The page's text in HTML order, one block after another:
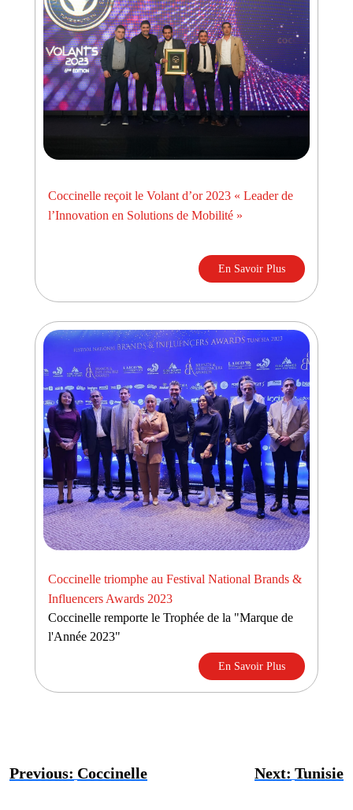
Coccinelle reçoit le Volant d’or 2023 « Leader de
l’Innovation en Solutions de Mobilité »
En Savoir Plus
Coccinelle triomphe au Festival National Brands &
Influencers Awards 2023
Coccinelle remporte le Trophée de la "Marque de
l'Année 2023"
En Savoir Plus
Previous: Coccinelle Next: Tunisie